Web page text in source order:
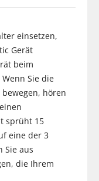
einsetzen,
Gerät
beim
Sie die
hören
sprüht 15
eine der 3
Sie aus
die Ihrem